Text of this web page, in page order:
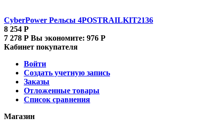
CyberPower Рельсы 4POSTRAILKIT2136
8 254 Р
7 278 Р Вы экономите: 976 Р
Кабинет покупателя
Войти
Создать учетную запись
Заказы
Отложенные товары
Список сравнения
Магазин